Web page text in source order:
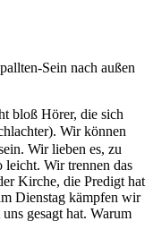
Sein nach außen
bloß Hörer, die sich
Wir können
Wir lieben es, zu
leicht. Wir trennen das
Kirche, die Predigt hat
Dienstag kämpfen wir
gesagt hat. Warum